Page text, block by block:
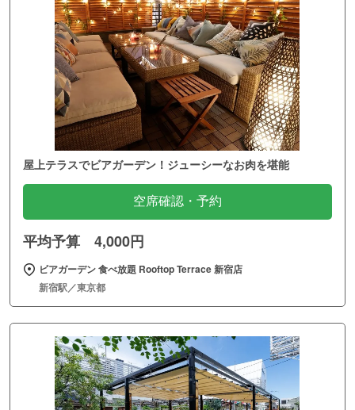
屋上テラスでビアガーデン！ジューシーなお肉を堪能
空席確認・予約
平均予算 4,000円
ビアガーデン 食べ放題 Rooftop Terrace 新宿店
新宿駅／東京都